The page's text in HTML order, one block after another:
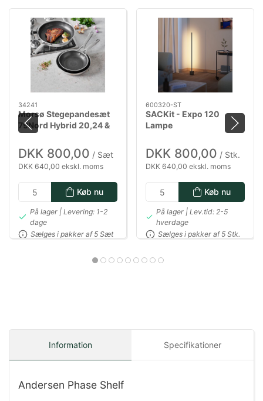
34241
Morsø Stegepandesæt
79Nord Hybrid 20,24 &
28 cm
DKK 800,00 / Sæt
DKK 640,00 ekskl. moms
Køb nu
På lager | Levering: 1-2
dage
Sælges i pakker af 5 Sæt
600320-ST
SACKit - Expo 120
Lampe
DKK 800,00 / Stk.
DKK 640,00 ekskl. moms
Køb nu
På lager | Lev.tid: 2-5
hverdage
Sælges i pakker af 5 Stk.
Information Specifikationer
Andersen Phase Shelf